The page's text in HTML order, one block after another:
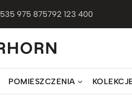
535 975 875792 123 400
POMIESZCZENIA